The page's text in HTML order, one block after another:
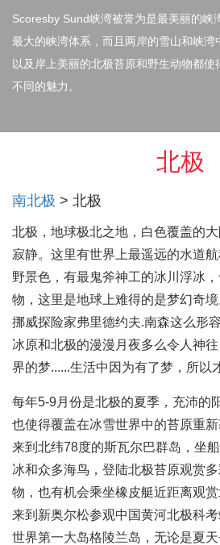
Scoresby Sund峡湾被誉为是最美丽的峡
最大的峡湾体系，而且两岸的雪山和峡湾
以及岸上美丽的北极苔原和野生动物都
不同的魅力。
北极
南北极 北极
北极，地球极北之地，白色覆盖的
寂静。这里有世界上最遥远的水道
野景色，有最鬼斧神工的冰川浮冰
物，这里是地球上难得的是梦幻奇境
挪威探险家弗里德约夫.南森这么形
冰原和北极的漫漫月夜多么令人神
界的梦......生活中因为有了梦，所以
每年5-9月份是北极的夏季，充沛的
也使得覆盖在冰雪世界中的苔原重
来到北纬78度的斯瓦尔巴群岛，坐
冰和众多海鸟，登陆北极苔原观赏
物，也有机会乘坐橡皮艇近距离观
来到新奥尔松参观中国黄河北极科
世界第一大岛格陵兰岛，无论是夏